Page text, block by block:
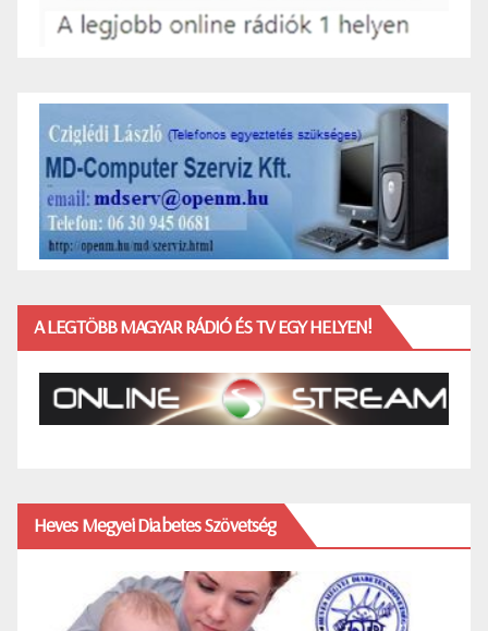
A LEGTÖBB MAGYAR RÁDIÓ ÉS TV EGY HELYEN!
Heves Megyei Diabetes Szövetség